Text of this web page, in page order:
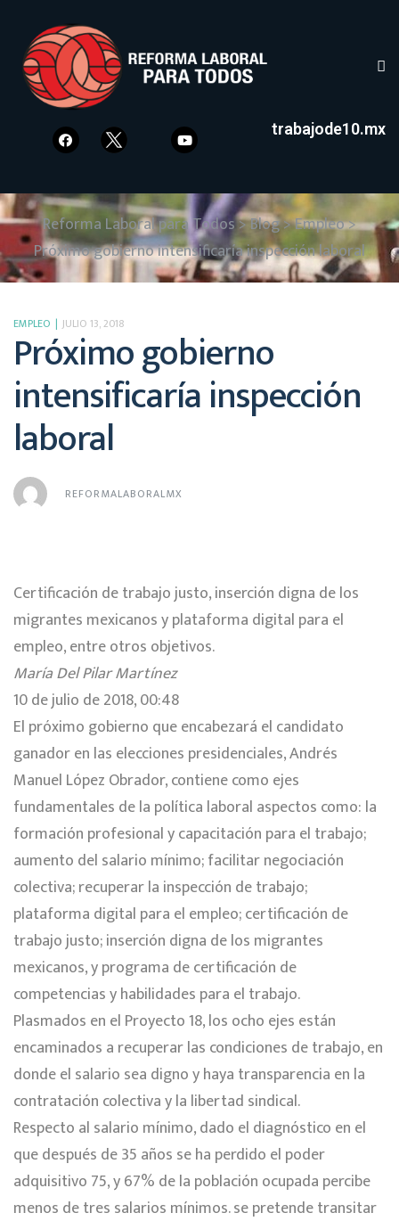
trabajode10.mx
Reforma Laboral para Todos>Blog>Empleo>
Próximo gobierno intensificaría inspección laboral
EMPLEO JULIO 13, 2018
Próximo gobierno
intensificaría inspección
laboral
REFORMALABORALMX
Certificación de trabajo justo, inserción digna de los
migrantes mexicanos y plataforma digital para el
empleo, entre otros objetivos.
María Del Pilar Martínez
10 de julio de 2018, 00:48
El próximo gobierno que encabezará el candidato
ganador en las elecciones presidenciales, Andrés
Manuel López Obrador, contiene como ejes
fundamentales de la política laboral aspectos como: la
formación profesional y capacitación para el trabajo;
aumento del salario mínimo; facilitar negociación
colectiva; recuperar la inspección de trabajo;
plataforma digital para el empleo; certificación de
trabajo justo; inserción digna de los migrantes
mexicanos, y programa de certificación de
competencias y habilidades para el trabajo.
Plasmados en el Proyecto 18, los ocho ejes están
encaminados a recuperar las condiciones de trabajo, en
donde el salario sea digno y haya transparencia en la
contratación colectiva y la libertad sindical.
Respecto al salario mínimo, dado el diagnóstico en el
que después de 35 años se ha perdido el poder
adquisitivo 75, y 67% de la población ocupada percibe
menos de tres salarios mínimos. se pretende transitar